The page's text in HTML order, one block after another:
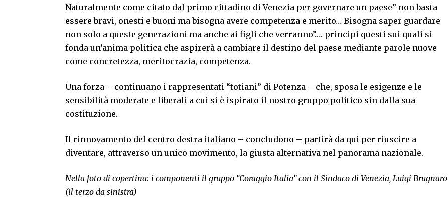
Naturalmente come citato dal primo cittadino di Venezia per governare un paese” non basta
essere bravi, onesti e buoni ma bisogna avere competenza e merito… Bisogna saper guardare
non solo a queste generazioni ma anche ai figli che verranno”…. principi questi sui quali si
fonda un’anima politica che aspirerà a cambiare il destino del paese mediante parole nuove
come concretezza, meritocrazia, competenza.
Una forza – continuano i rappresentati “totiani” di Potenza – che, sposa le esigenze e le
sensibilità moderate e liberali a cui si è ispirato il nostro gruppo politico sin dalla sua
costituzione.
Il rinnovamento del centro destra italiano – concludono – partirà da qui per riuscire a
diventare, attraverso un unico movimento, la giusta alternativa nel panorama nazionale.
Nella foto di copertina: i componenti il gruppo “Coraggio Italia” con il Sindaco di Venezia, Luigi Brugnaro
(il terzo da sinistra)